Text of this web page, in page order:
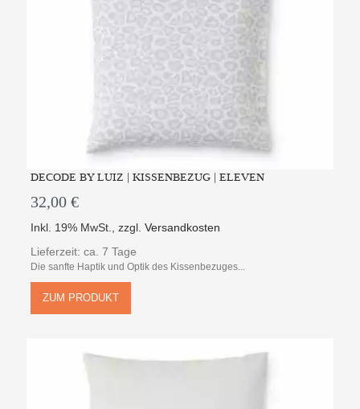
DECODE BY LUIZ | KISSENBEZUG | ELEVEN
32,00 €
Inkl. 19% MwSt. ,zzgl.Versandkosten
Lieferzeit: ca. 7 Tage
Die sanfte Haptik und Optik des Kissenbezuges...
ZUM PRODUKT